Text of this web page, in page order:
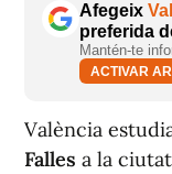
Afegeix
preferida
Mantén-te
ACTIVAR
València
Falles a la